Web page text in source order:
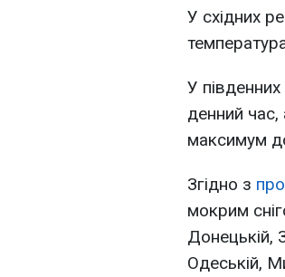
У східних
У
денний час,
максимум
Згідно з
мокрим
Донецькій,
Одеській,